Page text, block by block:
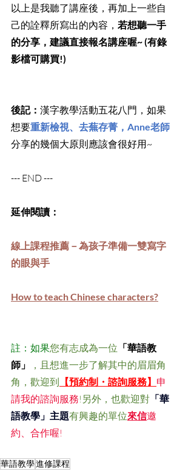
以上是我聽了講座後，再加上一些自
己的詮釋所寫出的內容， 若想聽一手
的分享，建議直接報名講座喔~ (有錄
影檔可購買!)
後記： 漢字教學活動五花八門，如果
想要重新檢視、去蕪存菁，Anne老師
分享的幾個大原則應該會很好用~
--- END ---
延伸閱讀：
線上課程推薦－為孩子準備一雙寫字
的眼與手
How to teach Chinese characters?
註：如果您有志成為一位 「華語教
師」
，且想進一步了解其中的眉眉角
角，歡迎到 【預約制・諮詢服務】 申
請我的諮詢服務!另外，也歡迎對 「華
語教學」主題有興趣的單位來信邀
約、合作喔!
華語教學進修課程